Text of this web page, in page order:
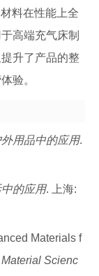
料在性能上全
高端充气床制
升了产品的整
验。
用品中的应用.
的应用. 上海:
Materials f
Scienc